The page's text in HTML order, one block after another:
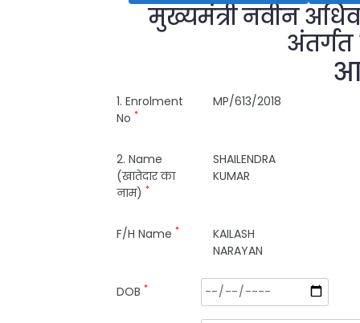
मुख्यमंत्री नवीन
अंतर्गत
1. Enrolment
No *
MP/613/2018
2. Name
(खातेदार का
नाम) *
SHAILENDRA
KUMAR
F/H Name *
KAILASH
NARAYAN
DOB *